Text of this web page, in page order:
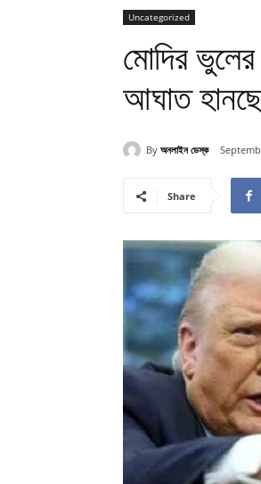
Uncategorized
মোদির ভুলের
আঘাত
By অনলাইন ডেস্ক
Share